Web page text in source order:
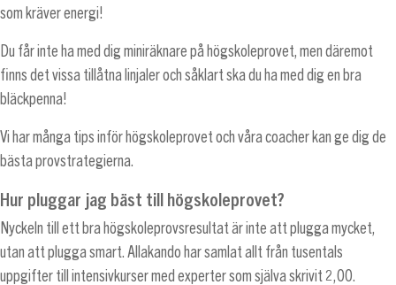
som kräver energi!
Du får inte ha med dig miniräknare på högskoleprovet, men däremot
finns det vissa tillåtna linjaler och såklart ska du ha med dig en bra
bläckpenna!
Vi har många tips inför högskoleprovet och våra coacher kan ge dig de
bästa provstrategierna.
Hur pluggar jag bäst till högskoleprovet?
Nyckeln till ett bra högskoleprovsresultat är inte att plugga mycket,
utan att plugga smart. Allakando har samlat allt från tusentals
uppgifter till intensivkurser med experter som själva skrivit 2,00.